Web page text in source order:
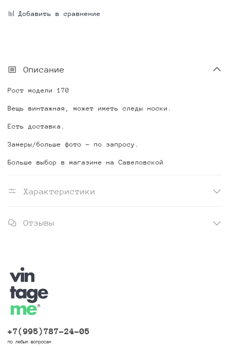
Добавить в сравнение
Описание
Рост модели 170
Вещь винтажная, может иметь следы носки.
Есть доставка.
Замеры/больше фото - по запросу.
Больше выбор в магазине на Савеловской
Характеристики
Отзывы
+7(995)787-24-05
по любым вопросам